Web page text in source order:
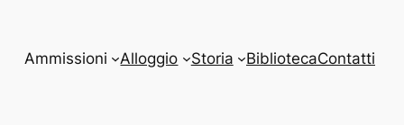
Ammissioni Alloggio Storia BibliotecaContatti